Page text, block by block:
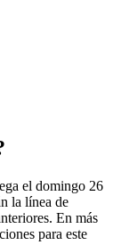
el domingo 26
la línea de
En más
para este